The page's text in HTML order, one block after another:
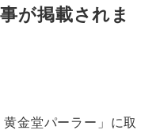
が掲載されま
金堂パーラー」に取